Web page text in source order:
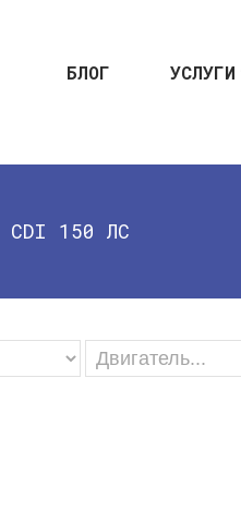
БЛОГ УСЛУГИ
CDI 150 ЛС